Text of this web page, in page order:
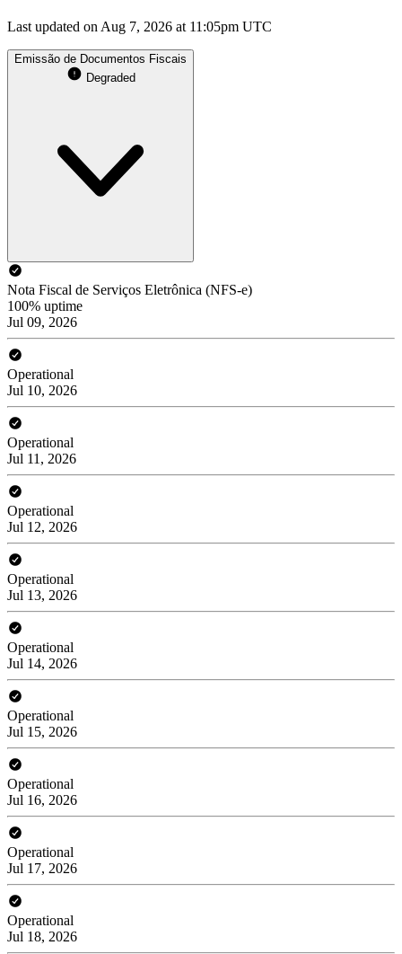
Last updated on Aug 7, 2026 at 11:05pm UTC
Emissão de Documentos Fiscais
Degraded
Nota Fiscal de Serviços Eletrônica (NFS-e)
100% uptime
Jul 09, 2026
Operational
Jul 10, 2026
Operational
Jul 11, 2026
Operational
Jul 12, 2026
Operational
Jul 13, 2026
Operational
Jul 14, 2026
Operational
Jul 15, 2026
Operational
Jul 16, 2026
Operational
Jul 17, 2026
Operational
Jul 18, 2026